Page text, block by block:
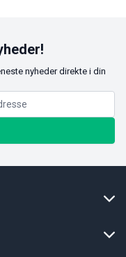
nyheder direkte i din